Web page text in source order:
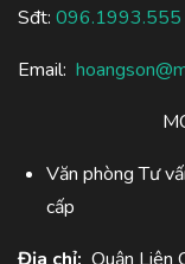
Sđt: 096.1993.555
Email:
Văn phòng Tư
cấp